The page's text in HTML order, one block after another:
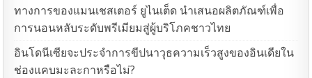
ทางการของแมนเชสเตอร์ ยูไนเต็ด นำเสนอผลิตภัณฑ์เพื่อ
การนอนหลับระดับพรีเมียมสู่ผู้บริโภคชาวไทย
อินโดนีเซียจะประจำการขีปนาวุธความเร็วสูงของอินเดียใน
ช่องแคบมะละกาหรือไม่?